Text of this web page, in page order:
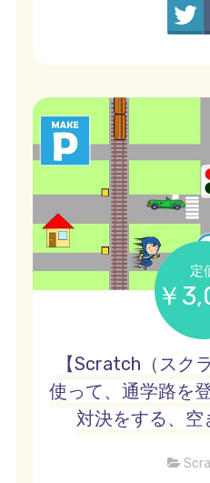
定
￥
【Scratch（スク
使って、通学路を
対決をする、空